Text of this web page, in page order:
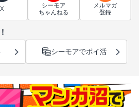
X
シーモア
ちゃんねる
メルマガ
登録
シーモアでポイ活